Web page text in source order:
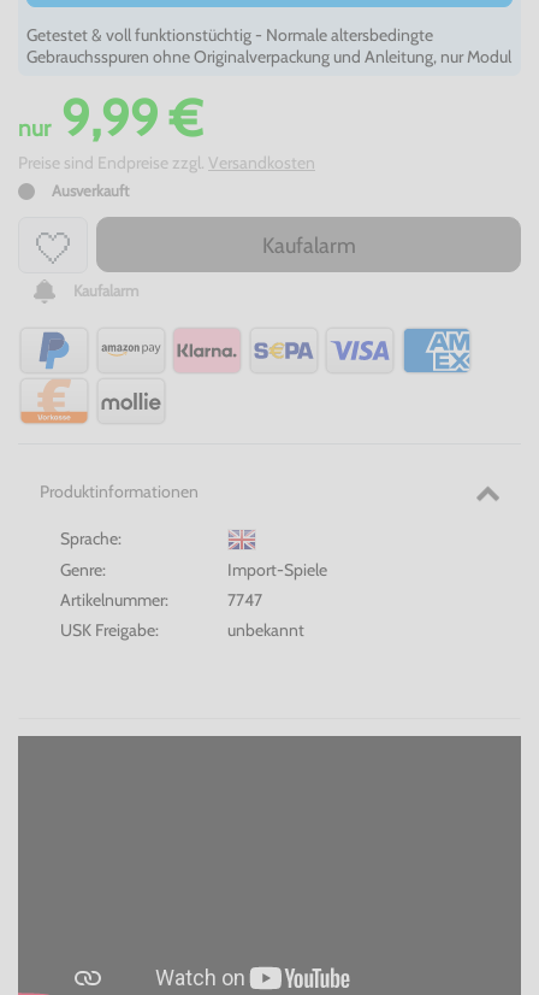
Getestet & voll funktionstüchtig - Normale altersbedingte
Gebrauchsspuren ohne Originalverpackung und Anleitung, nur Modul
nur9,99 €
Preise sind Endpreise zzgl. Versandkosten
Ausverkauft
Kaufalarm
Kaufalarm
Produktinformationen
Sprache:
Genre:
Import-Spiele
Artikelnummer:
7747
USK Freigabe:
unbekannt